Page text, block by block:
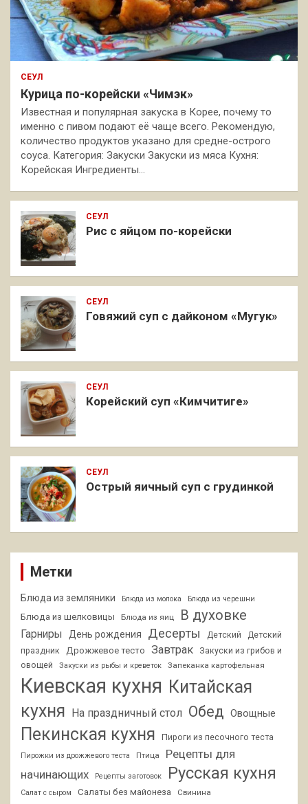
СЕУЛ
Курица по-корейски «Чимэк»
Известная и популярная закуска в Корее, почему то
именно с пивом подают её чаще всего. Рекомендую,
количество продуктов указано для средне-острого
соуса. Категория: Закуски Закуски из мяса Кухня:
Корейская Ингредиенты…
СЕУЛ
Рис с яйцом по-корейски
СЕУЛ
Говяжий суп с дайконом «Мугук»
СЕУЛ
Корейский суп «Кимчитиге»
СЕУЛ
Острый яичный суп с грудинкой
Метки
Блюда из земляники Блюда из молока Блюда из черешни
Блюда из шелковицы Блюда из яиц В духовке
Гарниры День рождения Десерты Детский
Детский
праздник
Дрожжевое тесто Завтрак
Закуски из грибов и
овощей
Закуски из рыбы и креветок Запеканка картофельная
Киевская кухня Китайская
кухня На праздничный стол Обед Овощные
Пекинская кухня Пироги из песочного теста
Пирожки из дрожжевого теста Птица
Рецепты для
начинающих
Рецепты заготовок Русская кухня
Салат с сыром Салаты без майонеза Свинина